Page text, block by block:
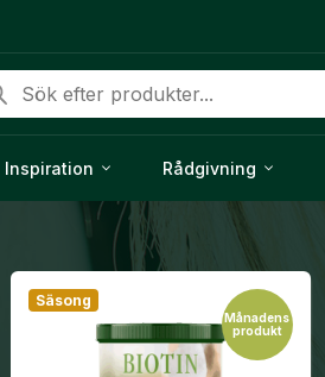
Inspiration Rådgivning
Säsong
Månadens
produkt